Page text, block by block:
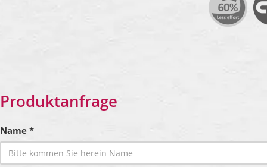
Produktanfrage
Name *